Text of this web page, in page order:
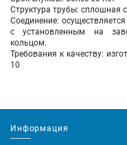
Структура трубы: сплошная
Соединение:
с установленным на
кольцом.
Требования к качеству:
10
Информация